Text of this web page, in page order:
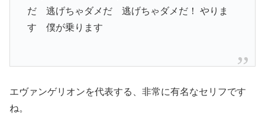
だ 逃げちゃダメだ 逃げちゃダメだ！ やりま
す 僕が乗ります
エヴァンゲリオンを代表する、非常に有名なセリフです
ね。